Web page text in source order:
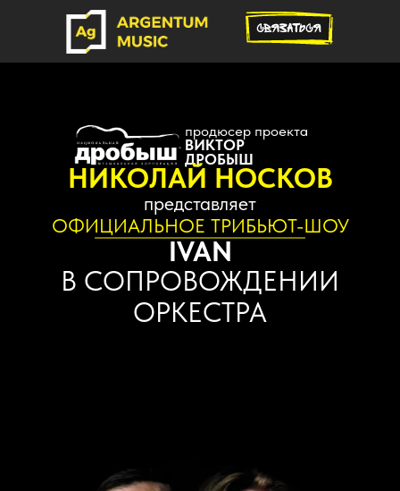
НИКОЛАЙ НОСКОВ
представляет
ОФИЦИАЛЬНОЕ ТРИБЬЮТ-ШОУ
IVAN
В СОПРОВОЖДЕНИИ
ОРКЕСТРА